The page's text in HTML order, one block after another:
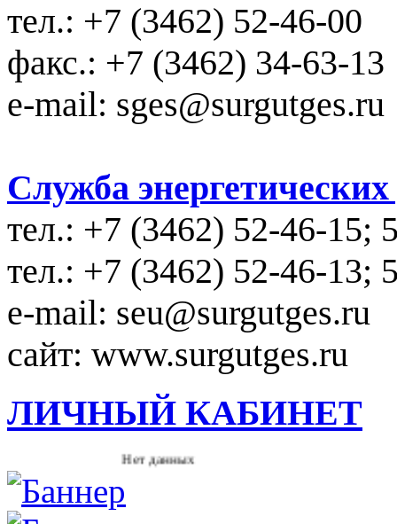
тел.: +7 (3462) 52-46-00
факс.: +7 (3462) 34-63-13
e-mail: sges@surgutges.ru
Служба
тел.: +7 (3462) 52-46-15;
тел.: +7 (3462) 52-46-13;
e-mail: seu@surgutges.ru
сайт: www.surgutges.ru
ЛИЧНЫЙ КАБИНЕТ
Нет данных